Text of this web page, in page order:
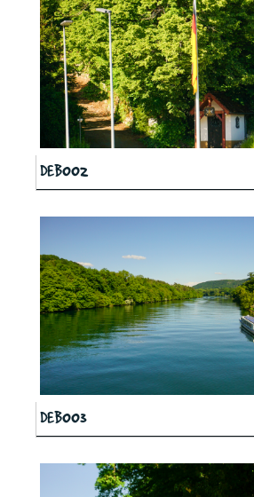
DEB002
DEB003